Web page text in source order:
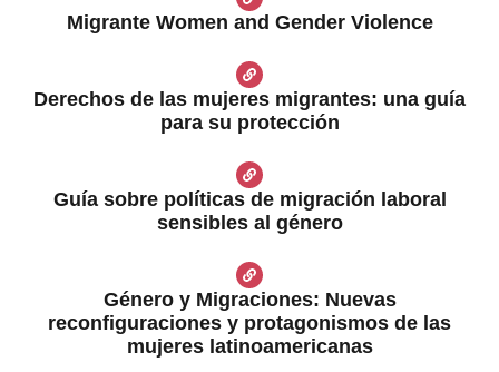
Migrante Women and Gender Violence
Derechos de las mujeres migrantes: una guía
para su protección
Guía sobre políticas de migración laboral
sensibles al género
Género y Migraciones: Nuevas
reconfiguraciones y protagonismos de las
mujeres latinoamericanas